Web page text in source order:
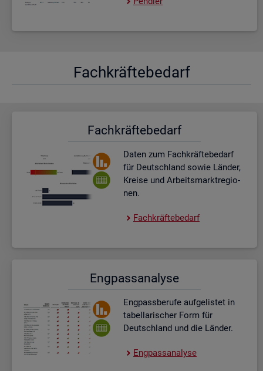
Fach­kräf­te­be­darf
Fach­kräf­te­be­darf
Daten zum Fach­kräf­te­be­darf
für Deutsch­land sowie Län­der,
Krei­se und Ar­beits­markt­re­gio­
nen.
Fach­kräf­te­be­darf
Eng­pass­ana­ly­se
Eng­pass­be­ru­fe auf­ge­lis­tet in
ta­bel­la­ri­scher Form für
Deutsch­land und die Län­der.
Eng­pass­ana­ly­se